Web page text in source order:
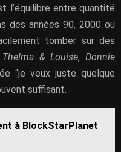
l’équilibre entre quantité
des années 90, 2000 ou
tomber sur des
Thelma & Louise,Donnie
“je veux juste quelque
suffisant.
à BlockStarPlanet